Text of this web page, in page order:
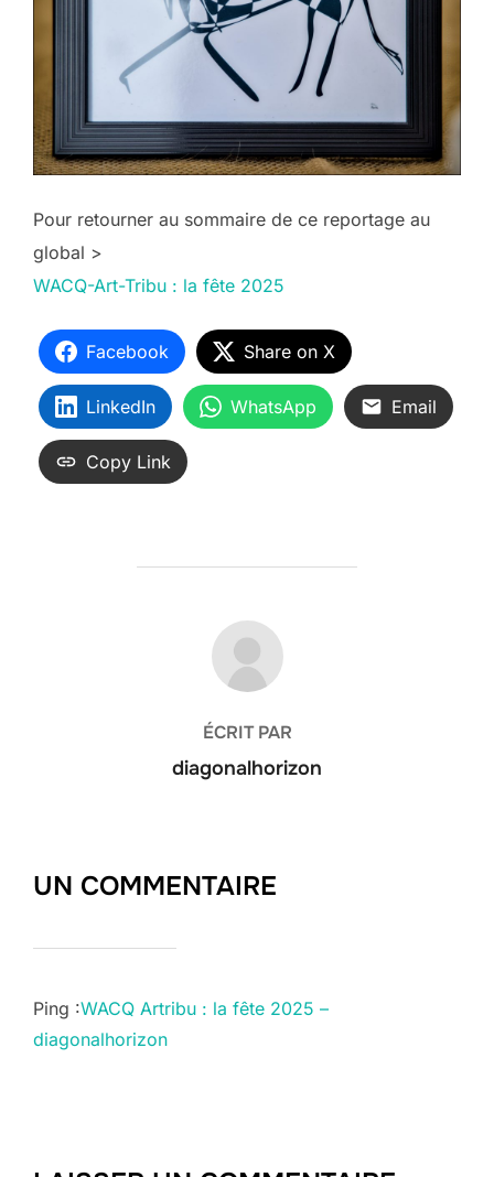
Pour retourner au sommaire de ce reportage au
global >
WACQ-Art-Tribu : la fête 2025
Facebook Share on X
LinkedIn WhatsApp Email
Copy Link
AUTEUR DE LA PUBLICATION
ÉCRIT PAR
diagonalhorizon
UN COMMENTAIRE
Ping :WACQ Artribu : la fête 2025 –
diagonalhorizon